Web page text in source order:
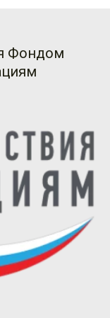
Фондом